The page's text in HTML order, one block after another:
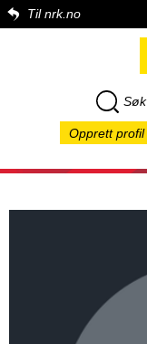
Til nrk.no
Søk
Opprett profil